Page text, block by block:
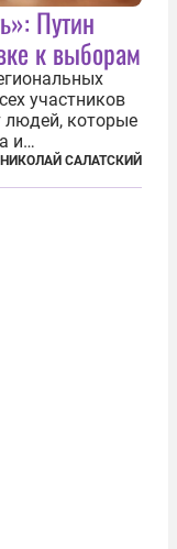
Путин
к выборам
участников
людей, которые
и
Владимир Путин
НИКОЛАЙ САЛАТСКИЙ